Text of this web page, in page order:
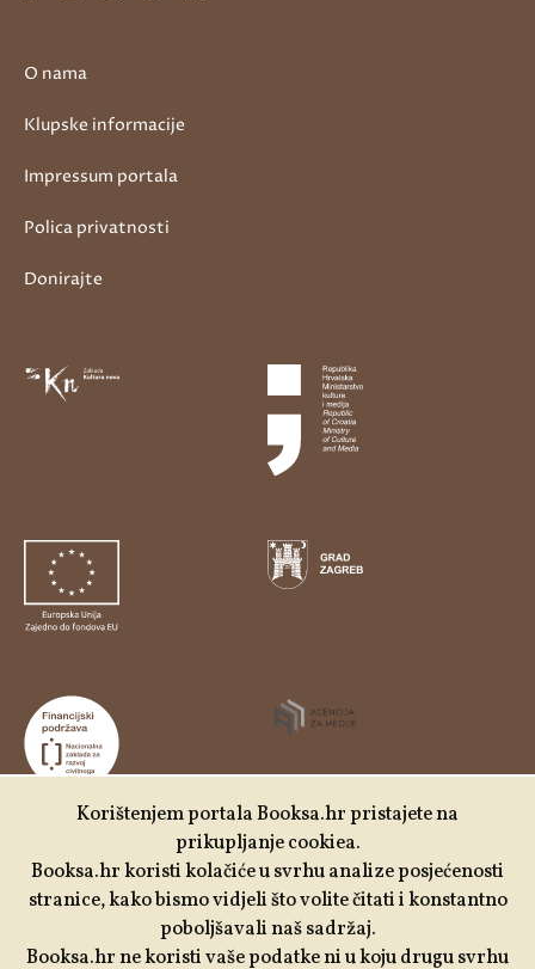
Udruga Kulturtreger je korisnik institucionalne podrške
Nacionalne zaklade za razvoj civilnoga društva za
stabilizaciju i/ili razvoj udruge u području demokratizacije i
društvenog razvoja.
O nama
Klupske informacije
Impressum portala
Polica privatnosti
Donirajte
Korištenjem portala Booksa.hr pristajete na
prikupljanje cookiea.
Booksa.hr koristi kolačiće u svrhu analize posjećenosti
stranice, kako bismo vidjeli što volite čitati i konstantno
poboljšavali naš sadržaj.
Booksa.hr ne koristi vaše podatke ni u koju drugu svrhu